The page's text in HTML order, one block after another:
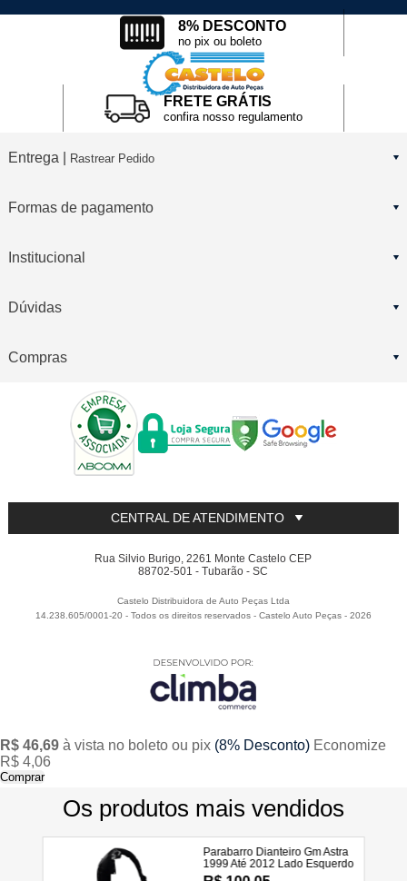
8% DESCONTO
no pix ou boleto
FRETE GRÁTIS
confira nosso regulamento
Entrega | Rastrear Pedido
Formas de pagamento
Institucional
Dúvidas
Compras
CENTRAL DE ATENDIMENTO
Rua Silvio Burigo, 2261 Monte Castelo CEP
88702-501 - Tubarão - SC
Castelo Distribuidora de Auto Peças Ltda
14.238.605/0001-20 - Todos os direitos reservados -Castelo Auto Peças -2026
R$ 46,69 à vista no boleto ou pix (8% Desconto) Economize
R$ 4,06
Comprar